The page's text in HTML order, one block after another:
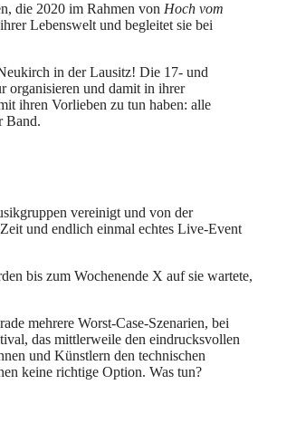
die 2020 im Rahmen von Hoch vom
Lebenswelt und begleitet sie bei
in der Lausitz! Die 17- und
organisieren und damit in ihrer
ihren Vorlieben zu tun haben: alle
Band.
vereinigt und von der
und endlich einmal echtes Live-Event
bis zum Wochenende X auf sie wartete,
mehrere Worst-Case-Szenarien, bei
das mittlerweile den eindrucksvollen
und Künstlern den technischen
keine richtige Option. Was tun?